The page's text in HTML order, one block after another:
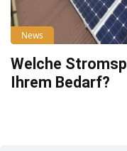
News
Welche
Ihrem Bedarf?